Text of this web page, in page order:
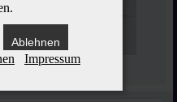
Ablehnen
Impressum